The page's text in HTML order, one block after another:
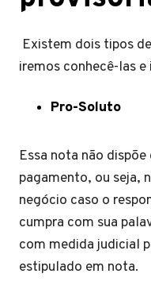
Existem dois tipos
iremos conhecê-las
Pro-Soluto
Essa nota não
pagamento, ou seja,
negócio caso o
cumpra com sua
com medida judicial
estipulado em nota.